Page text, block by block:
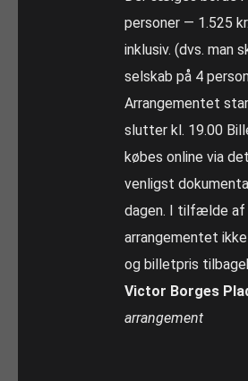
personer — 1.525
inklusiv. (dvs. man
selskab på 4
Arrangementet
slutter kl. 19.00
købes online via
venligst
dagen. I tilfælde af
arrangementet
og billetpris
Victor Borges
arrangement